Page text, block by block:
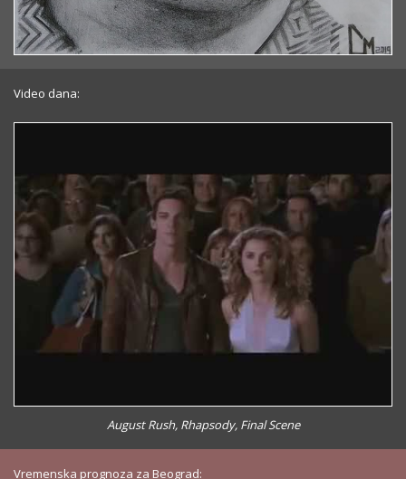
Video dana:
August Rush, Rhapsody, Final Scene
Vremenska prognoza za Beograd: